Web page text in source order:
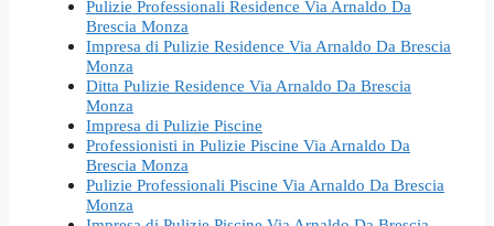
Pulizie Professionali Residence Via Arnaldo Da
Brescia Monza
Impresa di Pulizie Residence Via Arnaldo Da Brescia
Monza
Ditta Pulizie Residence Via Arnaldo Da Brescia
Monza
Impresa di Pulizie Piscine
Professionisti in Pulizie Piscine Via Arnaldo Da
Brescia Monza
Pulizie Professionali Piscine Via Arnaldo Da Brescia
Monza